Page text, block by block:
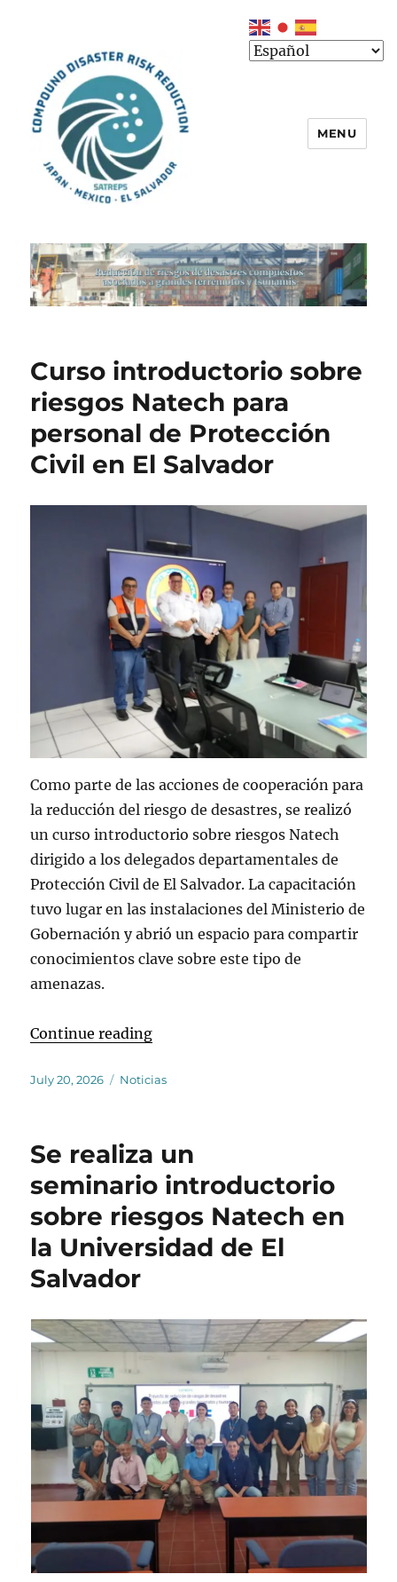
MENU
BlogCurso introductorio sobre
riesgos Natech para
personal de Protección
Civil en El Salvador
Como parte de las acciones de cooperación para
la reducción del riesgo de desastres, se realizó
un curso introductorio sobre riesgos Natech
dirigido a los delegados departamentales de
Protección Civil de El Salvador. La capacitación
tuvo lugar en las instalaciones del Ministerio de
Gobernación y abrió un espacio para compartir
conocimientos clave sobre este tipo de
amenazas.
Continue reading“Curso introductorio sobre
Posted
July 20, 2026 Categories
Noticias
Se realiza un
seminario introductorio
sobre riesgos Natech en
la Universidad de El
Salvador